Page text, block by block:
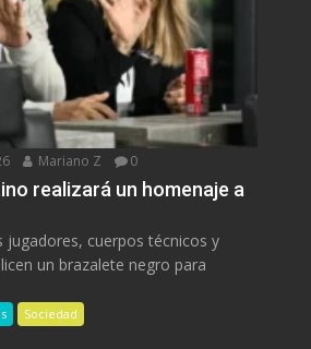
Mariano Z 0
realizará un homenaje a
jugadores, cuerpos técnicos y
un brazalete negro para
Sociedad